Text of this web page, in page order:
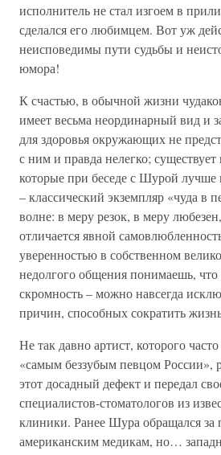
исполнитель не стал изгоем в
сделался его любимцем. Вот уж
неисповедимы пути судьбы и
юмора!
К счастью, в обычной жизни
имеет весьма неординарный вид и
для здоровья окружающих не
с ним и правда нелегко; существует
которые при беседе с Шурой лучше
– классический экземпляр «чуда в
волне: в меру резок, в меру
отличается явной
уверенностью в собственном
недолгого общения понимаешь, что
скромность – можно навсегда
причин, способных сократить
Не так давно артист, которого
«самым беззубым певцом России»,
этот досадный дефект и передал
специалистов-стоматологов из
клиники. Ранее Шура обращался
американским медикам, но…